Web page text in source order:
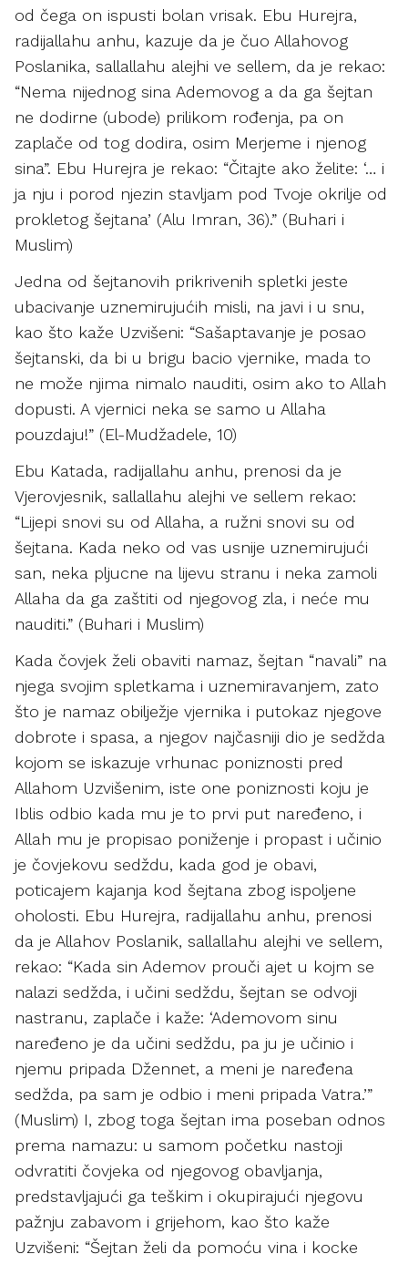
od čega on ispusti bolan vrisak. Ebu Hurejra,
radijallahu anhu, kazuje da je čuo Allahovog
Poslanika, sallallahu alejhi ve sellem, da je rekao:
“Nema nijednog sina Ademovog a da ga šejtan
ne dodirne (ubode) prilikom rođenja, pa on
zaplače od tog dodira, osim Merjeme i njenog
sina”. Ebu Hurejra je rekao: “Čitajte ako želite: ‘… i
ja nju i porod njezin stavljam pod Tvoje okrilje od
prokletog šejtana’ (Alu Imran, 36).” (Buhari i
Muslim)
Jedna od šejtanovih prikrivenih spletki jeste
ubacivanje uznemirujućih misli, na javi i u snu,
kao što kaže Uzvišeni: “Sašaptavanje je posao
šejtanski, da bi u brigu bacio vjernike, mada to
ne može njima nimalo nauditi, osim ako to Allah
dopusti. A vjernici neka se samo u Allaha
pouzdaju!” (El-Mudžadele, 10)
Ebu Katada, radijallahu anhu, prenosi da je
Vjerovjesnik, sallallahu alejhi ve sellem rekao:
“Lijepi snovi su od Allaha, a ružni snovi su od
šejtana. Kada neko od vas usnije uznemirujući
san, neka pljucne na lijevu stranu i neka zamoli
Allaha da ga zaštiti od njegovog zla, i neće mu
nauditi.” (Buhari i Muslim)
Kada čovjek želi obaviti namaz, šejtan “navali” na
njega svojim spletkama i uznemiravanjem, zato
što je namaz obilježje vjernika i putokaz njegove
dobrote i spasa, a njegov najčasniji dio je sedžda
kojom se iskazuje vrhunac poniznosti pred
Allahom Uzvišenim, iste one poniznosti koju je
Iblis odbio kada mu je to prvi put naređeno, i
Allah mu je propisao poniženje i propast i učinio
je čovjekovu sedždu, kada god je obavi,
poticajem kajanja kod šejtana zbog ispoljene
oholosti. Ebu Hurejra, radijallahu anhu, prenosi
da je Allahov Poslanik, sallallahu alejhi ve sellem,
rekao: “Kada sin Ademov prouči ajet u kojm se
nalazi sedžda, i učini sedždu, šejtan se odvoji
nastranu, zaplače i kaže: ‘Ademovom sinu
naređeno je da učini sedždu, pa ju je učinio i
njemu pripada Džennet, a meni je naređena
sedžda, pa sam je odbio i meni pripada Vatra.’”
(Muslim) I, zbog toga šejtan ima poseban odnos
prema namazu: u samom početku nastoji
odvratiti čovjeka od njegovog obavljanja,
predstavljajući ga teškim i okupirajući njegovu
pažnju zabavom i grijehom, kao što kaže
Uzvišeni: “Šejtan želi da pomoću vina i kocke